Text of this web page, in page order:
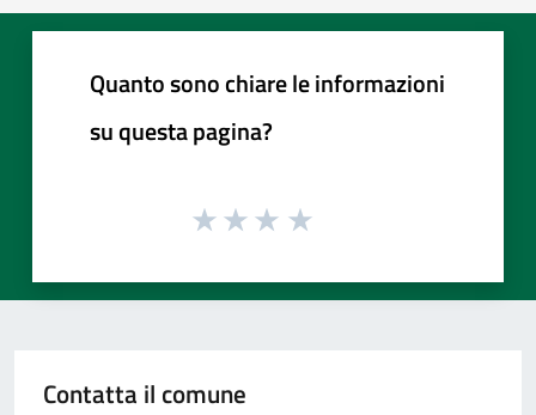
Quanto sono chiare le informazioni
su questa pagina?
Contatta il comune